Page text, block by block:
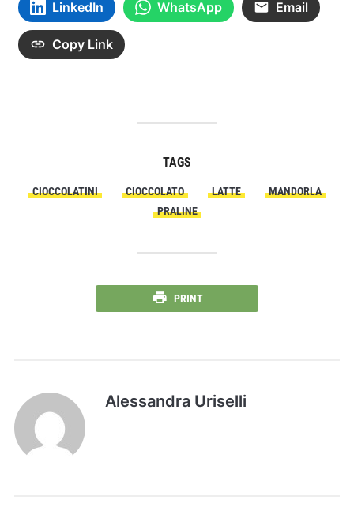
LinkedIn WhatsApp Email
Copy Link
TAGS
CIOCCOLATINI CIOCCOLATO LATTE
MANDORLA
PRALINE
PRINT
Alessandra Uriselli